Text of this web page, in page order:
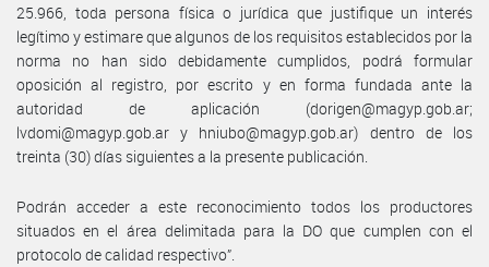
25.966, toda persona física o jurídica que justifique un interés
legítimo y estimare que algunos de los requisitos establecidos por la
norma no han sido debidamente cumplidos, podrá formular
oposición al registro, por escrito y en forma fundada ante la
autoridad de aplicación (dorigen@magyp.gob.ar;
lvdomi@magyp.gob.ar y hniubo@magyp.gob.ar) dentro de los
treinta (30) días siguientes a la presente publicación.
Podrán acceder a este reconocimiento todos los productores
situados en el área delimitada para la DO que cumplen con el
protocolo de calidad respectivo”.